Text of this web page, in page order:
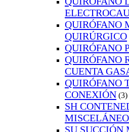
QUIRÓFANO
QUIRÚRGICO
QUIRÓFANO
QUIRÓFANO
CUENTA
QUIRÓFANO
CONEXIÓN (3)
SH
SU SUCCIÓN